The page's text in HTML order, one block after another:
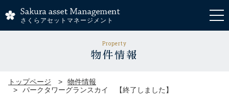
さくらアセットマネージメント
Property
物件情報
トップページ
物件情報
パークタワーグランスカイ 【終了しました】